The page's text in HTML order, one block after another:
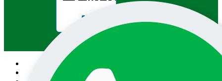
Pesquisa no site: